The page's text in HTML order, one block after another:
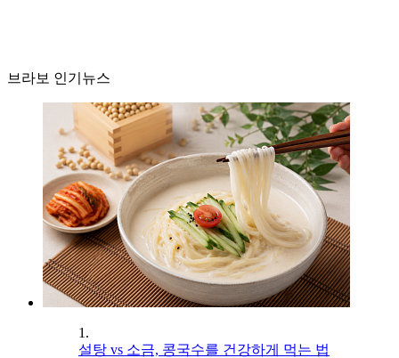
브라보 인기뉴스
1.
설탕 vs 소금, 콩국수를 건강하게 먹는 법